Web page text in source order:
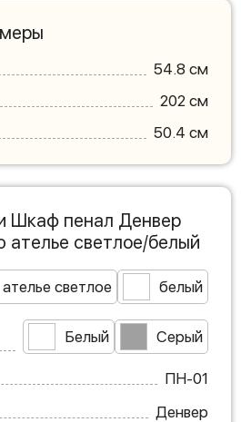
54.8 см
202 см
50.4 см
Шкаф пенал Денвер
ателье светлое/белый
ателье светлое белый
Белый Серый
ПН-01
Денвер